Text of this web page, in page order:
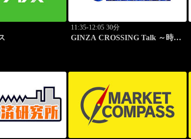
11:35-12:05 30分
GINZA CROSSING Talk ～時代